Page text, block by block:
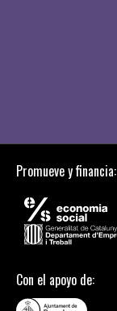
Promueve y financia:
Con el apoyo de: